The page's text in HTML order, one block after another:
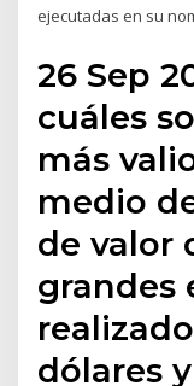
ejecutadas en su
26 Sep
cuáles
más
medio
de valor
grandes
dólares